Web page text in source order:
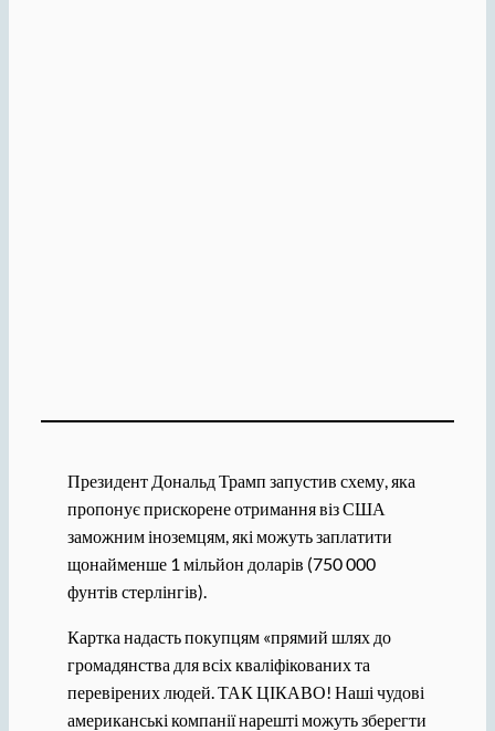
Президент Дональд Трамп запустив схему, яка
пропонує прискорене отримання віз США
заможним іноземцям, які можуть заплатити
щонайменше 1 мільйон доларів (750 000
фунтів стерлінгів).
Картка надасть покупцям «прямий шлях до
громадянства для всіх кваліфікованих та
перевірених людей. ТАК ЦІКАВО! Наші чудові
американські компанії нарешті можуть зберегти